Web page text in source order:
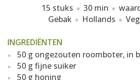
15 stuks 30 min
Gebak
Hollands
INGREDIËNTEN
50 g ongezouten roomboter, in
50 g fijne suiker
50 g honing